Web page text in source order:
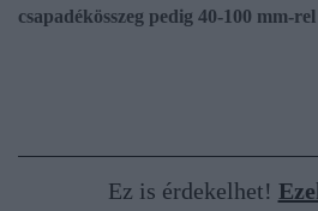
csapadékösszeg pedig 40-100 mm-
Ez is érdekelhet!